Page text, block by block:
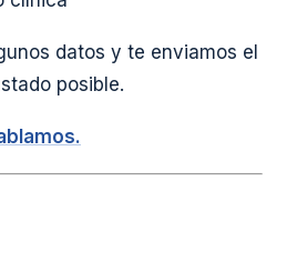
datos y te enviamos el
posible.